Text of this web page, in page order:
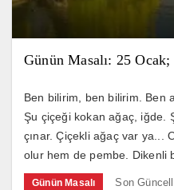
Günün Masalı: 25
Ben bilirim, ben bilirim. Ben
Şu çiçeği kokan ağaç, iğde.
çınar. Çiçekli ağaç var ya...
olur hem de pembe. Dikenli
Günün Masalı Son